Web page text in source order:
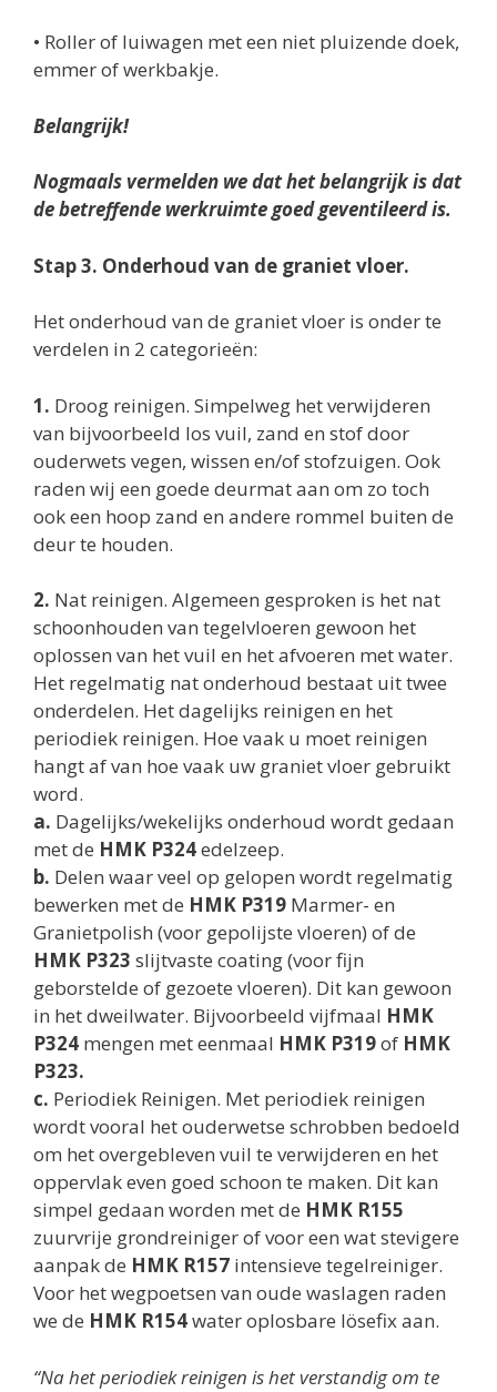
• Roller of luiwagen met een niet pluizende doek,
emmer of werkbakje.
Belangrijk!
Nogmaals vermelden we dat het belangrijk is dat
de betreffende werkruimte goed geventileerd is.
Stap 3. Onderhoud van de graniet vloer.
Het onderhoud van de graniet vloer is onder te
verdelen in 2 categorieën:
1. Droog reinigen. Simpelweg het verwijderen
van bijvoorbeeld los vuil, zand en stof door
ouderwets vegen, wissen en/of stofzuigen. Ook
raden wij een goede deurmat aan om zo toch
ook een hoop zand en andere rommel buiten de
deur te houden.
2. Nat reinigen. Algemeen gesproken is het nat
schoonhouden van tegelvloeren gewoon het
oplossen van het vuil en het afvoeren met water.
Het regelmatig nat onderhoud bestaat uit twee
onderdelen. Het dagelijks reinigen en het
periodiek reinigen. Hoe vaak u moet reinigen
hangt af van hoe vaak uw graniet vloer gebruikt
word.
a. Dagelijks/wekelijks onderhoud wordt gedaan
met de HMK P324edelzeep.
b. Delen waar veel op gelopen wordt regelmatig
bewerken met de HMK P319 Marmer- en
Granietpolish (voor gepolijste vloeren) of de
HMK P323 slijtvaste coating (voor fijn
geborstelde of gezoete vloeren). Dit kan gewoon
in het dweilwater. Bijvoorbeeld vijfmaal HMK
P324 mengen met eenmaal HMK P319of HMK
P323.
c. Periodiek Reinigen. Met periodiek reinigen
wordt vooral het ouderwetse schrobben bedoeld
om het overgebleven vuil te verwijderen en het
oppervlak even goed schoon te maken. Dit kan
simpel gedaan worden met de HMK R155
zuurvrije grondreiniger of voor een wat stevigere
aanpak de HMK R157 intensieve tegelreiniger.
Voor het wegpoetsen van oude waslagen raden
we de HMK R154water oplosbare lösefix aan.
“Na het periodiek reinigen is het verstandig om te